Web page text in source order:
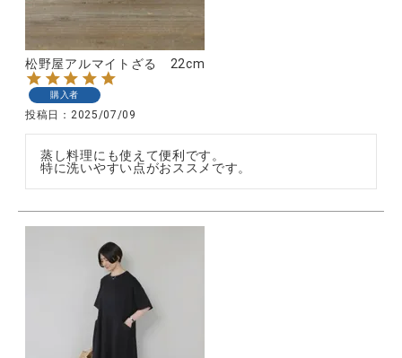
松野屋アルマイトざる 22cm
購入者
投稿日 2025/07/09
蒸し料理にも使えて便利です。